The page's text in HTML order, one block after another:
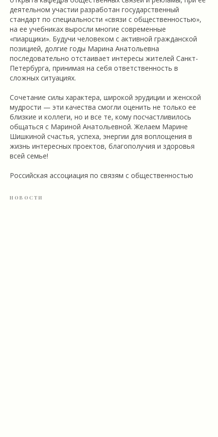
деятельном участии разработан государственный
стандарт по специальности «связи с общественностью»,
на ее учебниках выросли многие современные
«пиарщики». Будучи человеком с активной гражданской
позицией, долгие годы Марина Анатольевна
последовательно отстаивает интересы жителей Санкт-
Петербурга, принимая на себя ответственность в
сложных ситуациях.
Сочетание силы характера, широкой эрудиции и женской
мудрости — эти качества смогли оценить не только ее
близкие и коллеги, но и все те, кому посчастливилось
общаться с Мариной Анатольевной. Желаем Марине
Шишкиной счастья, успеха, энергии для воплощения в
жизнь интересных проектов, благополучия и здоровья
всей семье!
Российская ассоциация по связям с общественностью
НОВОСТИ